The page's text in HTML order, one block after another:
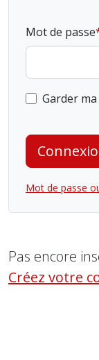
Mot de passe
Garder
Mot de passe
Pas encore
Créez votre